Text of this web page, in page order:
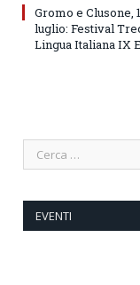
Gromo e Clusone,
luglio: Festival
Lingua Italiana IX
EVENTI